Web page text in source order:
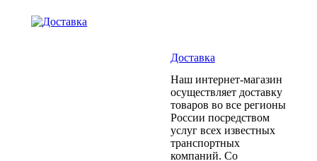
Доставка
Наш интернет-магазин
осуществляет доставку
товаров во все регионы
России посредством
услуг всех известных
транспортных
компаний. Со